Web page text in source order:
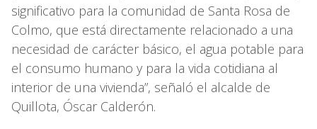
significativo para la comunidad de Santa Rosa de
Colmo, que está directamente relacionado a una
necesidad de carácter básico, el agua potable para
el consumo humano y para la vida cotidiana al
interior de una vivienda”, señaló el alcalde de
Quillota, Óscar Calderón.